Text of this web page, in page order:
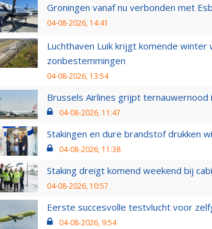
Groningen vanaf nu verbonden met
04-08-2026, 14:41
Luchthaven Luik krijgt komende
zonbestemmingen
04-08-2026, 13:54
Brussels Airlines grijpt
04-08-2026, 11:47
Stakingen en dure brandstof drukken
04-08-2026, 11:38
Staking dreigt komend weekend bij
04-08-2026, 10:57
Eerste succesvolle testvlucht voor
04-08-2026, 9:54